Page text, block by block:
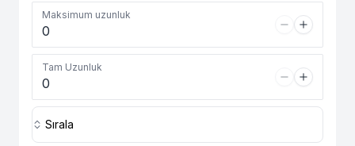
Maksimum uzunluk
Tam Uzunluk
Sırala